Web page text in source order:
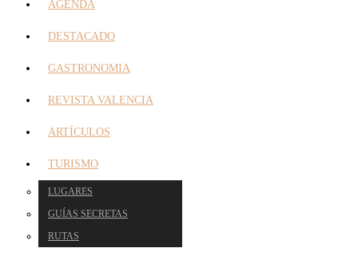
AGENDA
DESTACADO
GASTRONOMIA
REVISTA VALENCIA
ARTÍCULOS
TURISMO
LUGARES
GUÍAS SECRETAS
RUTAS